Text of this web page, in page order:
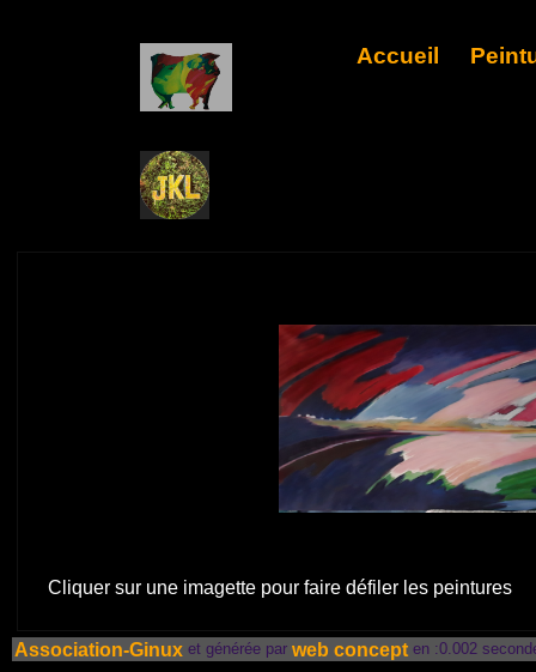
Accueil
Cliquer sur une imagette pour faire défiler les peintures
Association-Ginux et générée parweb concept en :0.002